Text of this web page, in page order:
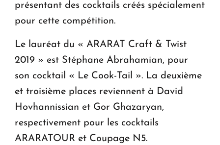
présentant des cocktails créés spécialement
pour cette compétition.
Le lauréat du « ARARAT Craft & Twist
2019 » est Stéphane Abrahamian, pour
son cocktail « Le Cook-Tail ». La deuxième
et troisième places reviennent à David
Hovhannissian et Gor Ghazaryan,
respectivement pour les cocktails
ARARATOUR et Coupage N5.